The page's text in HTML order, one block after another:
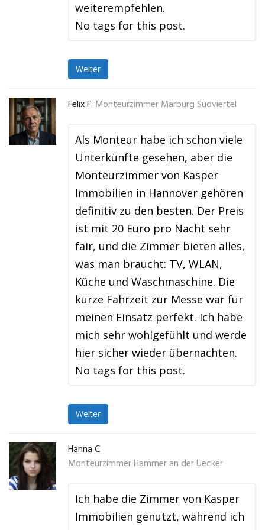
weiterempfehlen.
No tags for this post.
Weiter
Felix F. Monteurzimmer Marburg Südviertel
Als Monteur habe ich schon viele
Unterkünfte gesehen, aber die
Monteurzimmer von Kasper
Immobilien in Hannover gehören
definitiv zu den besten. Der Preis
ist mit 20 Euro pro Nacht sehr
fair, und die Zimmer bieten alles,
was man braucht: TV, WLAN,
Küche und Waschmaschine. Die
kurze Fahrzeit zur Messe war für
meinen Einsatz perfekt. Ich habe
mich sehr wohlgefühlt und werde
hier sicher wieder übernachten.
No tags for this post.
Weiter
Hanna C.
Monteurzimmer Hammer an der Uecker
Ich habe die Zimmer von Kasper
Immobilien genutzt, während ich